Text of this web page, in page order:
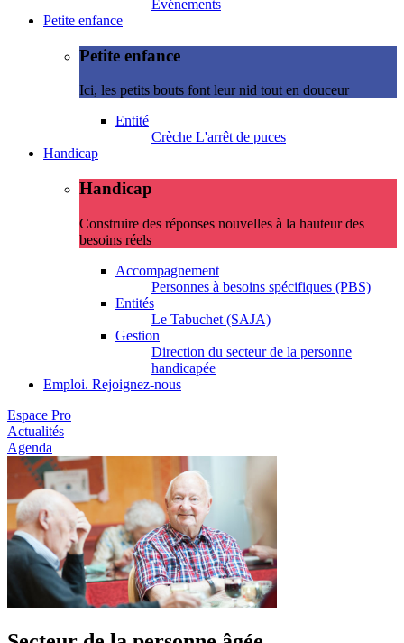
Evénements
Petite enfance
Petite enfance
Ici, les petits bouts font leur nid tout en douceur
Entité
Crèche L'arrêt de puces
Handicap
Handicap
Construire des réponses nouvelles à la hauteur des
besoins réels
Accompagnement
Personnes à besoins spécifiques (PBS)
Entités
Le Tabuchet (SAJA)
Gestion
Direction du secteur de la personne
handicapée
Emploi. Rejoignez-nous
Espace Pro
Actualités
Agenda